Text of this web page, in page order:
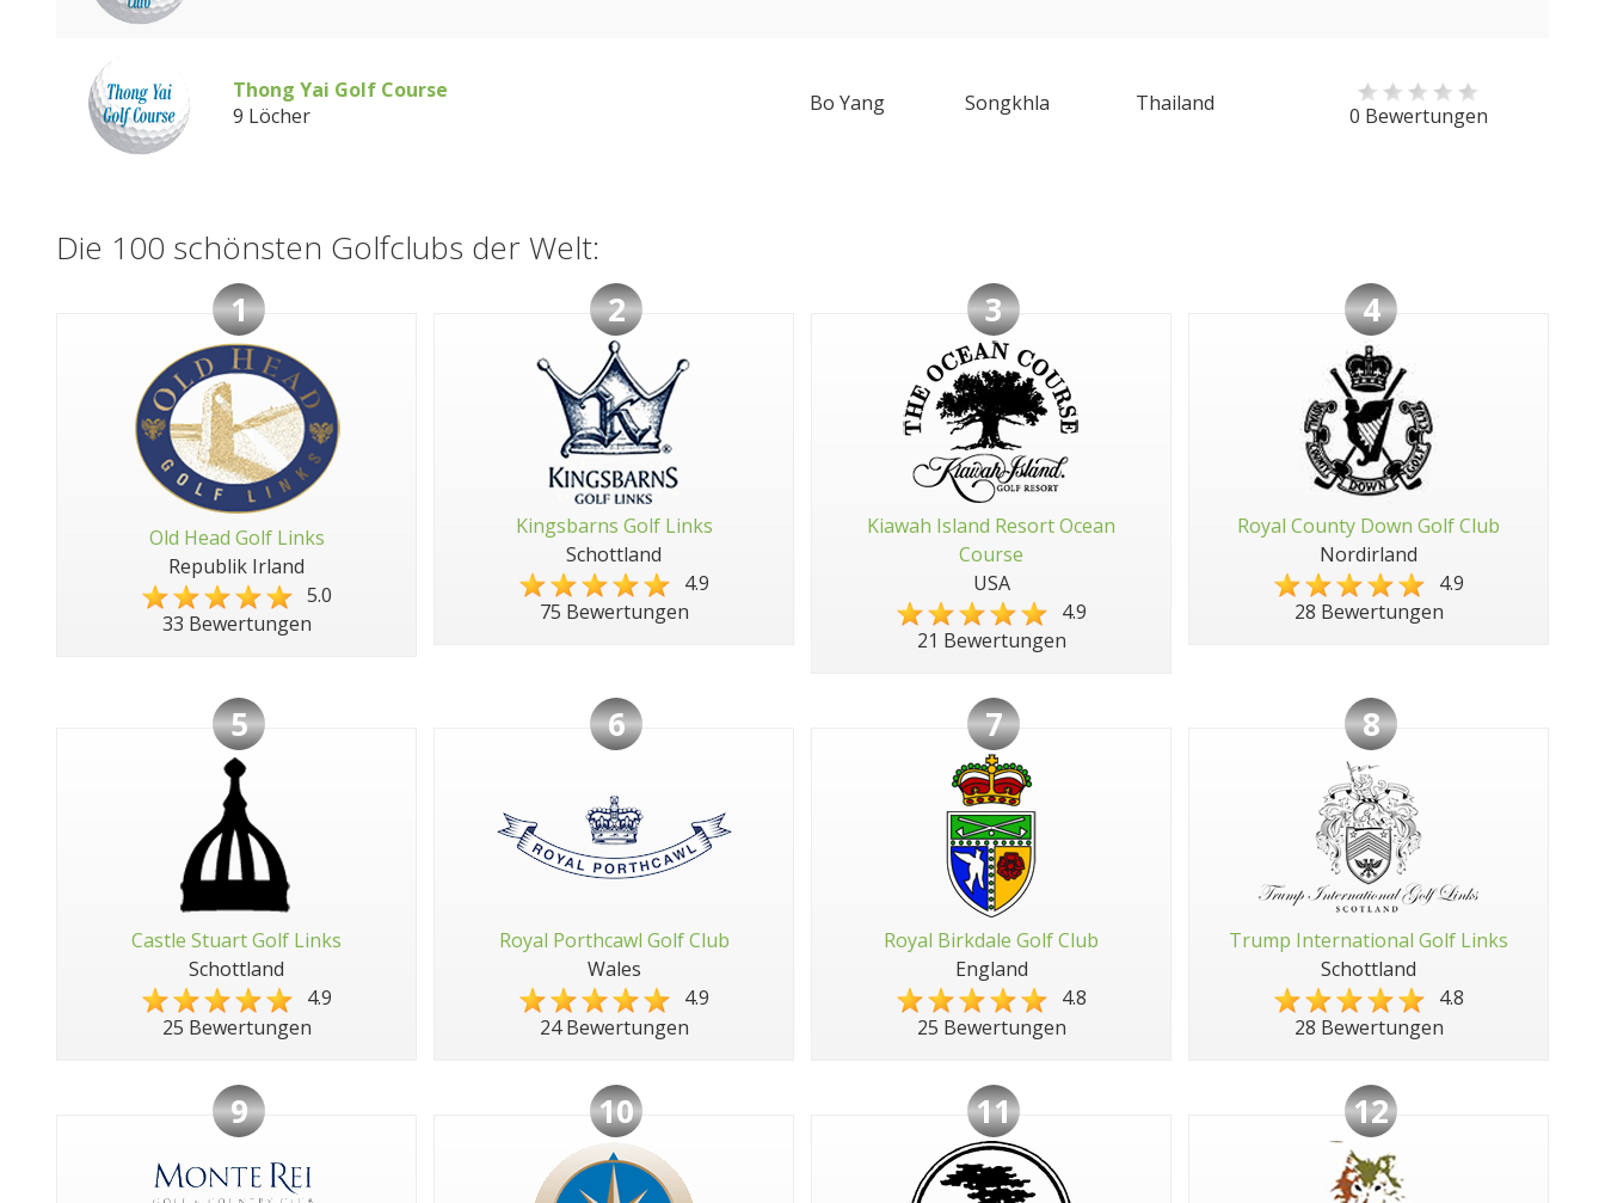
Thong Yai Golf Course
9 Löcher
Bo Yang Songkhla Thailand 0 Bewertungen
Die 100 schönsten Golfclubs der Welt:
1
Old Head Golf Links
Republik Irland
5.0
33 Bewertungen
2
Kingsbarns Golf Links
Schottland
4.9
75 Bewertungen
3
Kiawah Island Resort Ocean
Course
USA
4.9
21 Bewertungen
4
Royal County Down Golf Club
Nordirland
4.9
28 Bewertungen
5
Castle Stuart Golf Links
Schottland
4.9
25 Bewertungen
6
Royal Porthcawl Golf Club
Wales
4.9
24 Bewertungen
7
Royal Birkdale Golf Club
England
4.8
25 Bewertungen
8
Trump International Golf Links
Schottland
4.8
28 Bewertungen
9 10 11 12